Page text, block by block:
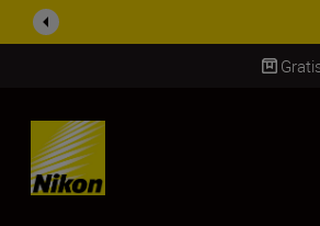
Skip Content